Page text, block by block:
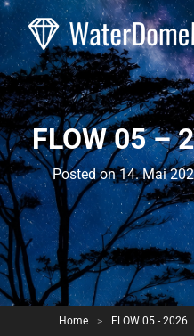
FLOW 05 –
Posted on14. Mai
Home > FLOW 05 - 2026